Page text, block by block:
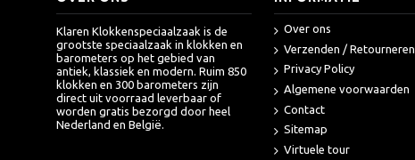
Klaren Klokkenspeciaalzaak is de
grootste speciaalzaak in klokken en
barometers op het gebied van
antiek, klassiek en modern. Ruim 850
klokken en 300 barometers zijn
direct uit voorraad leverbaar of
worden gratis bezorgd door heel
Nederland en België.
Over ons
Verzenden / Retourneren
Privacy Policy
Algemene voorwaarden
Contact
Sitemap
Virtuele tour